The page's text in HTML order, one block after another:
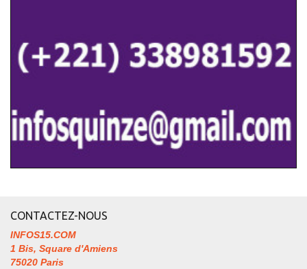
CONTACTEZ-NOUS
INFOS15.COM
1 Bis, Square d'Amiens
75020 Paris